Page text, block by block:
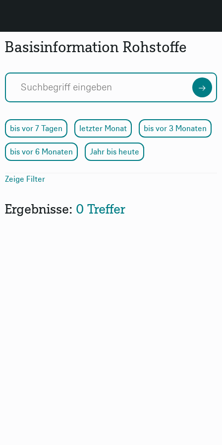
Basisinformation Rohstoffe
bis vor 7 Tagen letzter Monat bis vor 3 Monaten
bis vor 6 Monaten Jahr bis heute
Format
Zeige Filter
Ergebnisse: 0 Treffer